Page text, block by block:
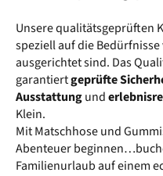
Unsere qualitätsgeprüften
speziell auf die
ausgerichtet sind. Das
garantiertgeprüfte
Ausstattungund
Klein.
Mit Matschhose und
Abenteuer
Familienurlaub auf einem